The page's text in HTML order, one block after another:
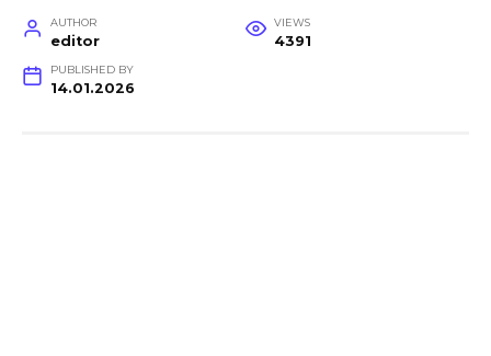
AUTHOR
editor
VIEWS
4391
PUBLISHED BY
14.01.2026